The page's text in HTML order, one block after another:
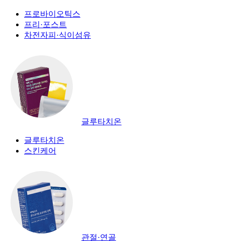
프로바이오틱스
프리·포스트
차전자피·식이섬유
글루타치온
글루타치온
스킨케어
관절·연골